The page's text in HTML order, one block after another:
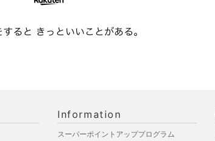
Information
スーパーポイントアッププログラム